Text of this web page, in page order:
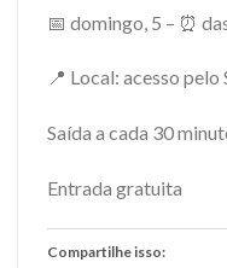
📅 domingo, 5 – ⏰
📍 Local: acesso
Saída a cada 30
Entrada gratuita
Compartilhe isso: